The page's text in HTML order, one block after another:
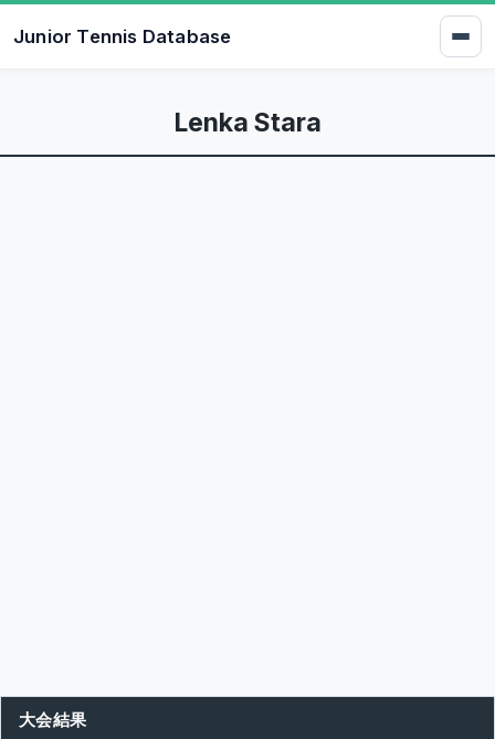
Junior Tennis Database
Lenka Stara
大会結果